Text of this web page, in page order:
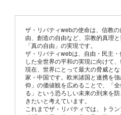
ザ・リバティwebの使命は、信教
由、創造の自由など、宗教的真理
「真の自由」の実現です。
ザ・リバティwebは、自由・民主
した全世界の平和の実現に向けて、
現在、世界にとって最大の脅威と
家・中国です。欧米諸国と連携を
仰」の価値観を広めることで、「
る」という恐ろしい未来の到来を
きたいと考えています。
これまでザ・リバティでは、トラ